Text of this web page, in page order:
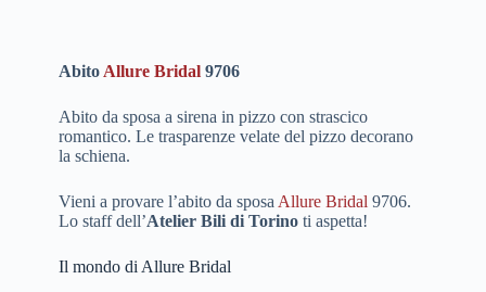
AbitoAllure Bridal9706
Abito da sposa a sirena in pizzo con strascico
romantico. Le trasparenze velate del pizzo decorano
la schiena.
Vieni a provare l’abito da sposaAllure Bridal9706.
Lo staff dell’Atelier Bili di Torinoti aspetta!
Il mondo di Allure Bridal